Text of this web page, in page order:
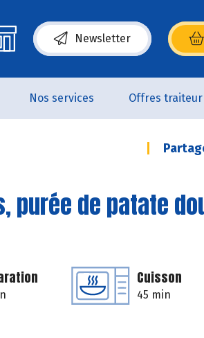
Newsletter
(s’ouvre dans une nouvelle
Nos services
purée de patate
Cuisson
45 min